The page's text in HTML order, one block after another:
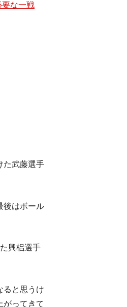
要な一戦
た武藤選手
後はボール
興梠選手
ると思うけ
がってきて